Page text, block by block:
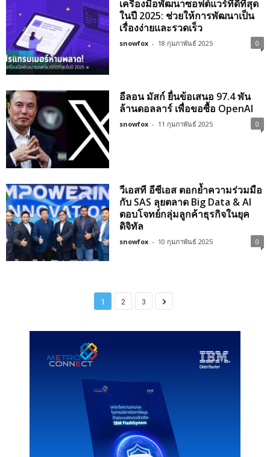
เครื่องมือพัฒนาซอฟต์แวร์ที่ดีที่สุด
ในปี 2025: ช่วยให้การพัฒนาเป็น
เรื่องง่ายและรวดเร็ว
snowfox - 18 กุมภาพันธ์ 2025 0
อีลอน มัสก์ ยื่นข้อเสนอ 97.4 พัน
ล้านดอลลาร์ เพื่อขอซื้อ OpenAI
snowfox - 11 กุมภาพันธ์ 2025 0
วีเอสที อีซีเอส ตอกย้ำความร่วมมือ
กับ SAS ลุยตลาด Big Data & AI
ตอบโจทย์กลุ่มลูกค้าธุรกิจในยุค
ดิจิทัล
snowfox - 10 กุมภาพันธ์ 2025 0
1 2 3